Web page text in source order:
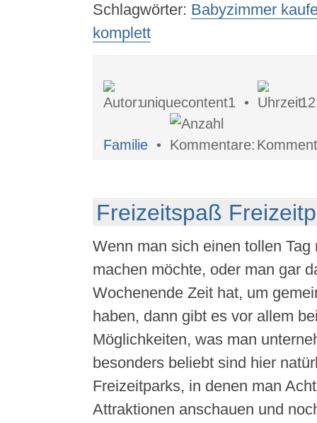
Schlagwörter: Babyzimmer
komplett
uniquecontent1 •
Familie•
Freizeitspaß
Wenn man sich einen tollen Tag
machen möchte, oder man gar
Wochenende Zeit hat, um
haben, dann gibt es vor allem
Möglichkeiten, was man
besonders beliebt sind hier
Freizeitparks, in denen man
Attraktionen anschauen und